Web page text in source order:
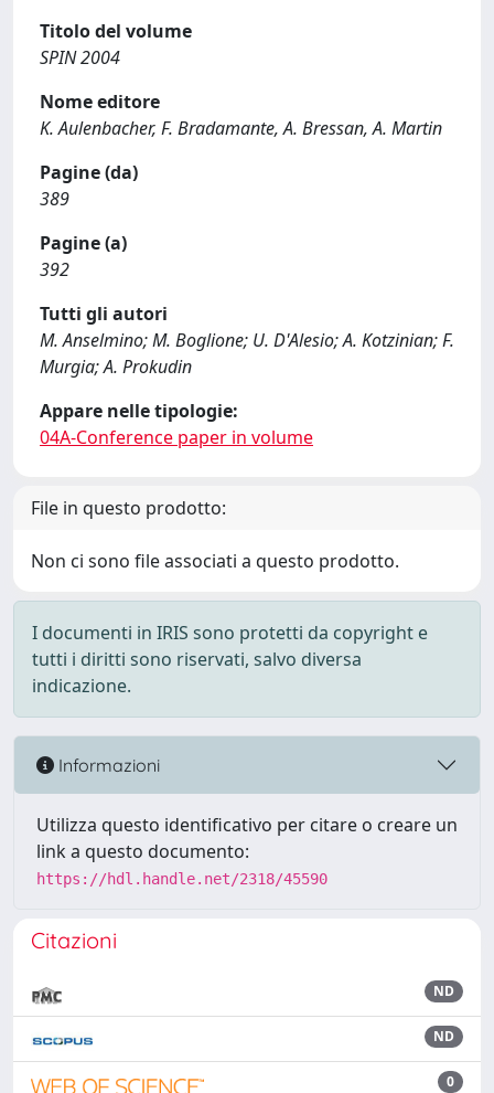
Titolo del volume
SPIN 2004
Nome editore
K. Aulenbacher, F. Bradamante, A. Bressan, A. Martin
Pagine (da)
389
Pagine (a)
392
Tutti gli autori
M. Anselmino; M. Boglione; U. D'Alesio; A. Kotzinian; F.
Murgia; A. Prokudin
Appare nelle tipologie:
04A-Conference paper in volume
File in questo prodotto:
Non ci sono file associati a questo prodotto.
I documenti in IRIS sono protetti da copyright e
tutti i diritti sono riservati, salvo diversa
indicazione.
Informazioni
Utilizza questo identificativo per citare o creare un
link a questo documento:
https://hdl.handle.net/2318/45590
Citazioni
ND
ND
0